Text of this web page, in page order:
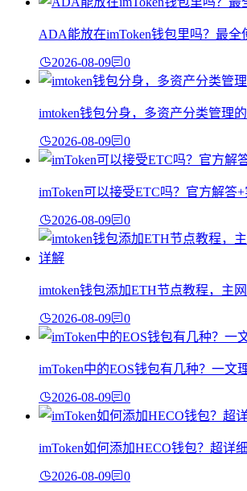
ADA能放在imToken钱包里吗？最全
2026-08-09 0
imtoken钱包分身，多资产分类管理
2026-08-09 0
imToken可以接受ETC吗？官方解答
2026-08-09 0
imtoken钱包添加ETH节点教程，主
2026-08-09 0
imToken中的EOS钱包有几种？一文
2026-08-09 0
imToken如何添加HECO钱包？超详
2026-08-09 0